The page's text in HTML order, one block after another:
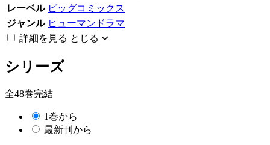
レーベル ビッグコミックス
ジャンル ヒューマンドラマ
詳細を見る とじる
シリーズ
全48巻完結
1巻から
最新刊から